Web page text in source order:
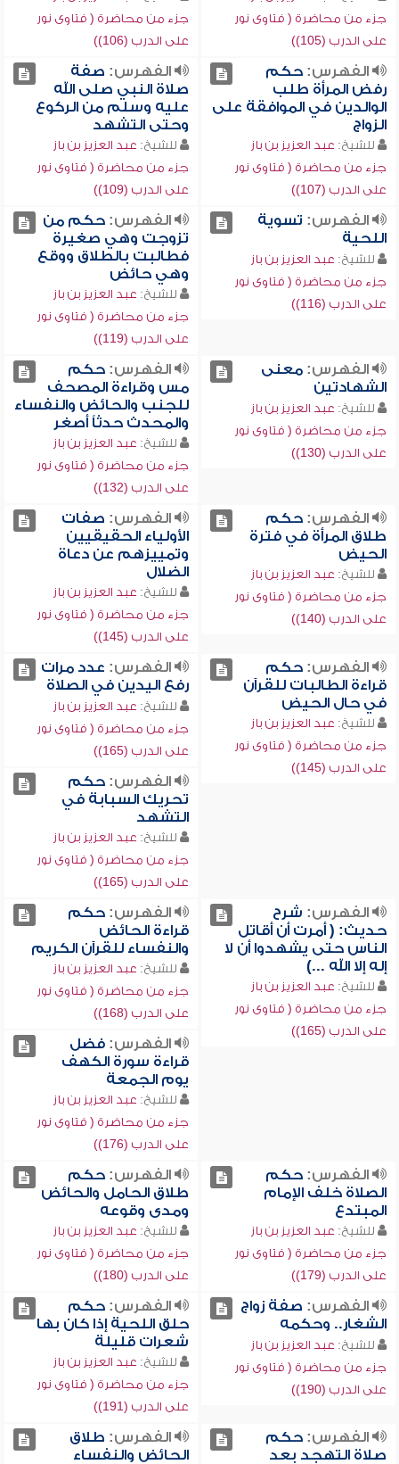
جزء من محاضرة ( فتاوى نور
على الدرب (105))
جزء من محاضرة ( فتاوى نور
على الدرب (106))
الفهرس:حكم
رفض المرأة طلب
الوالدين في الموافقة على
الزواج
للشيخ: عبد العزيز بن باز
جزء من محاضرة ( فتاوى نور
على الدرب (107))
الفهرس: صفة
صلاة النبي صلى الله
عليه وسلم من الركوع
وحتى التشهد
للشيخ: عبد العزيز بن باز
جزء من محاضرة ( فتاوى نور
على الدرب (109))
الفهرس: تسوية
اللحية
للشيخ: عبد العزيز بن باز
جزء من محاضرة ( فتاوى نور
على الدرب (116))
الفهرس:حكم من
تزوجت وهي صغيرة
فطالبت بالطلاق ووقع
وهي حائض
للشيخ: عبد العزيز بن باز
جزء من محاضرة ( فتاوى نور
على الدرب (119))
الفهرس:معنى
الشهادتين
للشيخ: عبد العزيز بن باز
جزء من محاضرة ( فتاوى نور
على الدرب (130))
الفهرس:حكم
مس وقراءة المصحف
للجنب والحائض والنفساء
والمحدث حدثاً أصغر
للشيخ: عبد العزيز بن باز
جزء من محاضرة ( فتاوى نور
على الدرب (132))
الفهرس:حكم
طلاق المرأة في فترة
الحيض
للشيخ: عبد العزيز بن باز
جزء من محاضرة ( فتاوى نور
على الدرب (140))
الفهرس: صفات
الأولياء الحقيقيين
وتمييزهم عن دعاة
الضلال
للشيخ: عبد العزيز بن باز
جزء من محاضرة ( فتاوى نور
على الدرب (145))
الفهرس:حكم
قراءة الطالبات للقرآن
في حال الحيض
للشيخ: عبد العزيز بن باز
جزء من محاضرة ( فتاوى نور
على الدرب (145))
الفهرس: عدد مرات
رفع اليدين في الصلاة
للشيخ: عبد العزيز بن باز
جزء من محاضرة ( فتاوى نور
على الدرب (165))
الفهرس:حكم
تحريك السبابة في
التشهد
للشيخ: عبد العزيز بن باز
جزء من محاضرة ( فتاوى نور
على الدرب (165))
الفهرس: شرح
حديث: ( أمرت أن أقاتل
الناس حتى يشهدوا أن لا
إله إلا الله ...)
للشيخ: عبد العزيز بن باز
جزء من محاضرة ( فتاوى نور
على الدرب (165))
الفهرس:حكم
قراءة الحائض
والنفساء للقرآن الكريم
للشيخ: عبد العزيز بن باز
جزء من محاضرة ( فتاوى نور
على الدرب (168))
الفهرس:فضل
قراءة سورة الكهف
يوم الجمعة
للشيخ: عبد العزيز بن باز
جزء من محاضرة ( فتاوى نور
على الدرب (176))
الفهرس:حكم
الصلاة خلف الإمام
المبتدع
للشيخ: عبد العزيز بن باز
جزء من محاضرة ( فتاوى نور
على الدرب (179))
الفهرس:حكم
طلاق الحامل والحائض
ومدى وقوعه
للشيخ: عبد العزيز بن باز
جزء من محاضرة ( فتاوى نور
على الدرب (180))
الفهرس: صفة زواج
الشغار.. وحكمه
للشيخ: عبد العزيز بن باز
جزء من محاضرة ( فتاوى نور
على الدرب (190))
الفهرس:حكم
حلق اللحية إذا كان بها
شعرات قليلة
للشيخ: عبد العزيز بن باز
جزء من محاضرة ( فتاوى نور
على الدرب (191))
الفهرس:حكم
صلاة التهجد بعد
الفهرس: طلاق
الحائض والنفساء